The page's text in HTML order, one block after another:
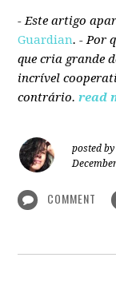
- Este artigo
Guardian. - Por
que cria grande
incrível
contrário. read
posted by
COMMENT